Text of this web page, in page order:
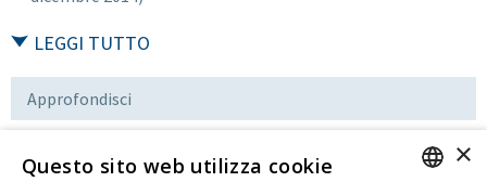
LEGGI TUTTO
Approfondisci
×
Questo sito web utilizza cookie